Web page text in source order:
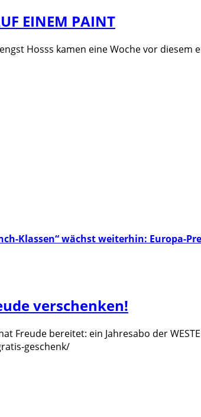
EINEM PAINT
Hosss kamen eine Woche vor
Klassen“ wächst weiterhin: Europa-
verschenken!
Freude bereitet: ein Jahresabo der
geschenk/